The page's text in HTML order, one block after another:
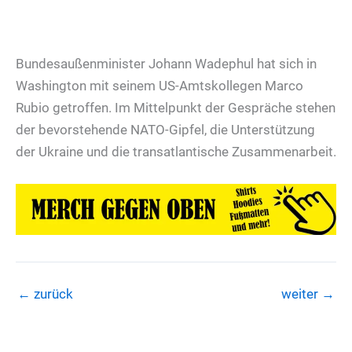
Bundesaußenminister Johann Wadephul hat sich in
Washington mit seinem US-Amtskollegen Marco
Rubio getroffen. Im Mittelpunkt der Gespräche stehen
der bevorstehende NATO-Gipfel, die Unterstützung
der Ukraine und die transatlantische Zusammenarbeit.
← zurück weiter →